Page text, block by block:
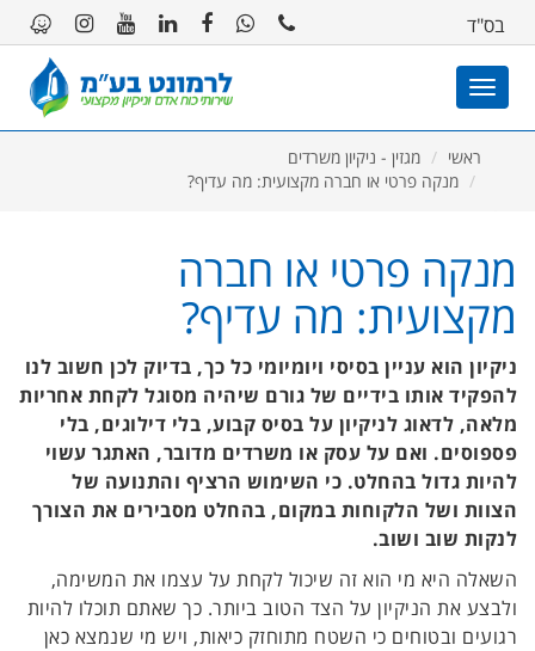
בס"ד
Toggle
navigation
ראשי
מגזין - ניקיון משרדים
מנקה פרטי או חברה מקצועית: מה עדיף?
מנקה פרטי או חברה
מקצועית: מה עדיף?
ניקיון הוא עניין בסיסי ויומיומי כל כך, בדיוק לכן חשוב לנו
להפקיד אותו בידיים של גורם שיהיה מסוגל לקחת אחריות
מלאה, לדאוג לניקיון על בסיס קבוע, בלי דילוגים, בלי
פספוסים. ואם על עסק או משרדים מדובר, האתגר עשוי
להיות גדול בהחלט. כי השימוש הרציף והתנועה של
הצוות ושל הלקוחות במקום, בהחלט מסבירים את הצורך
לנקות שוב ושוב.
השאלה היא מי הוא זה שיכול לקחת על עצמו את המשימה,
ולבצע את הניקיון על הצד הטוב ביותר. כך שאתם תוכלו להיות
רגועים ובטוחים כי השטח מתוחזק כיאות, ויש מי שנמצא כאן